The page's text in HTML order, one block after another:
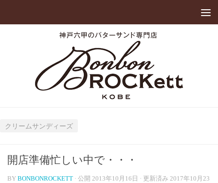
クリームサンディーズ
開店準備忙しい中で・・・
BY BONBONROCKETT · 公開 2013年10月16日 · 更新済み 2017年10月23